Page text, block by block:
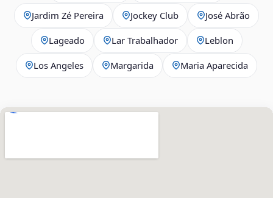
Jardim Zé Pereira Jockey Club José Abrão
Lageado Lar Trabalhador Leblon
Los Angeles Margarida Maria Aparecida